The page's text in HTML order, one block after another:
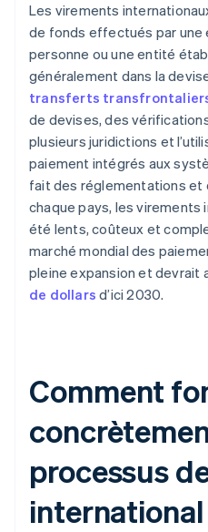
Les virements
de fonds effectués par une
personne ou une entité
généralement dans la
transferts
de devises, des
plusieurs juridictions et
paiement intégrés aux
fait des réglementations
chaque pays, les
été lents, coûteux et
marché mondial des
pleine expansion et devrait
de dollars d’ici 2030.
Comment
processus
international